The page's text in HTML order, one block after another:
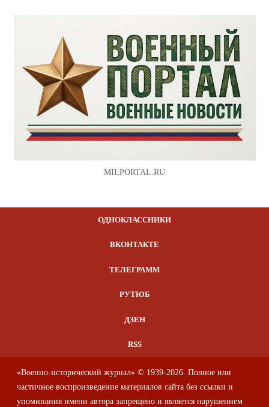
MILPORTAL.RU
ОДНОКЛАССНИКИ
ВКОНТАКТЕ
ТЕЛЕГРАММ
РУТЮБ
ДЗЕН
RSS
«Военно-исторический журнал» © 1939-2026. Полное или
частичное воспроизведение материалов сайта без ссылки и
упоминания имени автора запрещено и является нарушением